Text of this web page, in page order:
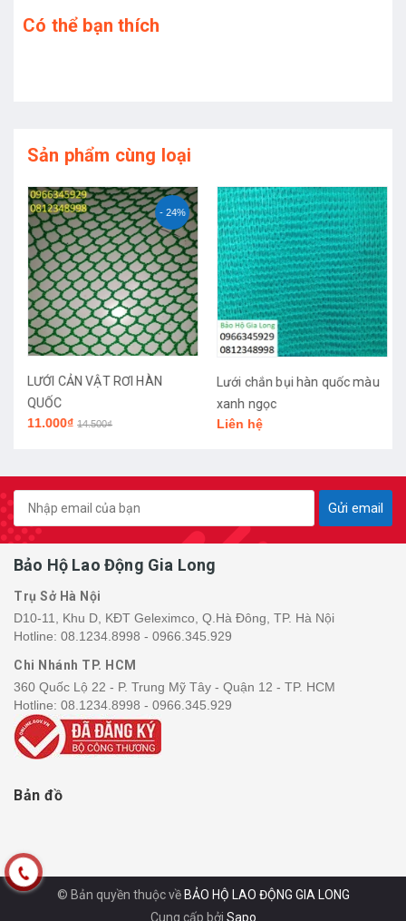
Có thể bạn thích
Sản phẩm cùng loại
- 24%
LƯỚI CẢN VẬT RƠI HÀN
QUỐC
11.000₫ 14.500₫
Lưới chắn bụi hàn quốc màu
xanh ngọc
Liên hệ
Gửi email
Bảo Hộ Lao Động Gia Long
Trụ Sở Hà Nội
D10-11, Khu D, KĐT Geleximco, Q.Hà Đông, TP. Hà Nội
Hotline: 08.1234.8998 - 0966.345.929
Chi Nhánh TP. HCM
360 Quốc Lộ 22 - P. Trung Mỹ Tây - Quận 12 - TP. HCM
Hotline: 08.1234.8998 - 0966.345.929
Bản đồ
© Bản quyền thuộc về BẢO HỘ LAO ĐỘNG GIA LONG
Cung cấp bởi Sapo